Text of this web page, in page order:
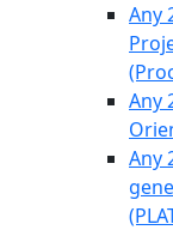
Any
Any
Any